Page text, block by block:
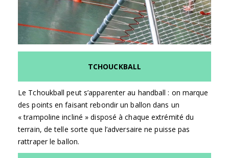
TCHOUCKBALL
Le Tchoukball peut s’apparenter au handball : on marque
des points en faisant rebondir un ballon dans un
« trampoline incliné » disposé à chaque extrémité du
terrain, de telle sorte que l’adversaire ne puisse pas
rattraper le ballon.